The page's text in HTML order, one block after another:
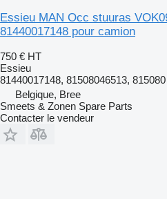
Essieu MAN Occ stuuras
81440017148 pour camion
750 € HT
Essieu
81440017148, 81508046513, 815080
Belgique, Bree
Smeets & Zonen Spare Parts
Contacter le vendeur